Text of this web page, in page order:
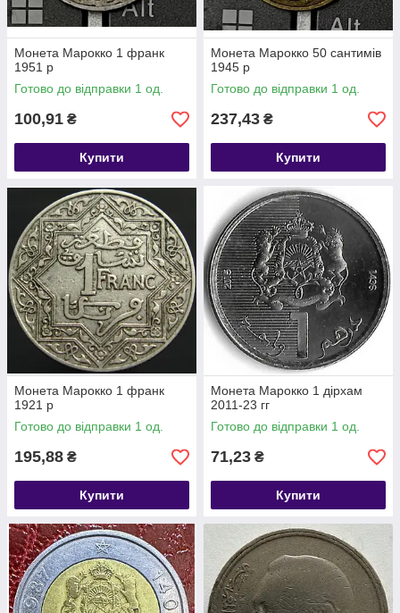
Монета Марокко 1 франк
1951 р
Готово до відправки 1 од.
100,91 ₴
Купити
Монета Марокко 50 сантимів
1945 р
Готово до відправки 1 од.
237,43 ₴
Купити
Монета Марокко 1 франк
1921 р
Готово до відправки 1 од.
195,88 ₴
Купити
Монета Марокко 1 дірхам
2011-23 гг
Готово до відправки 1 од.
71,23 ₴
Купити